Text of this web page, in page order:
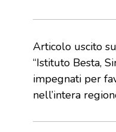
Articolo uscito su
“Istituto Besta,
impegnati per
nell’intera